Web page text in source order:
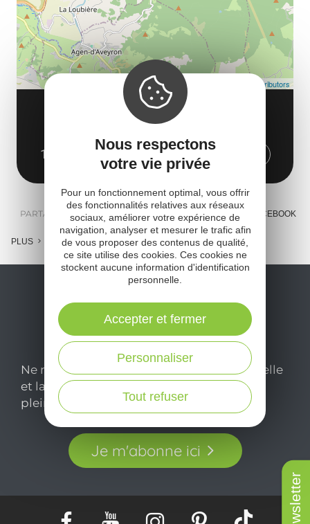
Newsletter
SARL LE SAINT HUBERT
Route d'Agen D56
12630 Montrozier
Obtenir l'itinéraire
Leaflet| Map data © OpenStreetMap contributors
PARTAGER : E-MAIL MESSENGER FACEBOOK
PLUS
Ne manquez pas notre newsletter mensuelle
et laissez-vous inspirer pour profiter
pleinement de votre séjour en Aveyron.
Je m'abonne ici
Nous respectons
votre vie privée
Pour un fonctionnement optimal, vous offrir
des fonctionnalités relatives aux réseaux
sociaux, améliorer votre expérience de
navigation, analyser et mesurer le trafic afin
de vous proposer des contenus de qualité,
ce site utilise des cookies. Ces cookies ne
stockent aucune information d'identification
personnelle.
Tout refuser
Personnaliser
Accepter et fermer